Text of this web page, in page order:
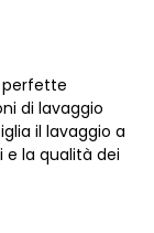
perfette
di lavaggio
il lavaggio a
la qualità dei